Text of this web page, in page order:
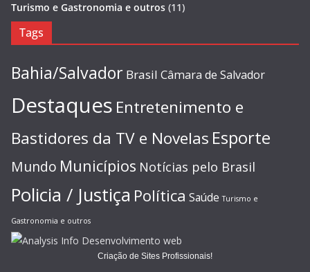
Turismo e Gastronomia e outros (11)
Tags
Bahia/Salvador Brasil Câmara de Salvador
Destaques Entretenimento e
Bastidores da TV e Novelas Esporte
Mundo Municípios Notícias pelo Brasil
Policia / Justiça Política Saúde Turismo e
Gastronomia e outros
Criação de Sites Profissionais!